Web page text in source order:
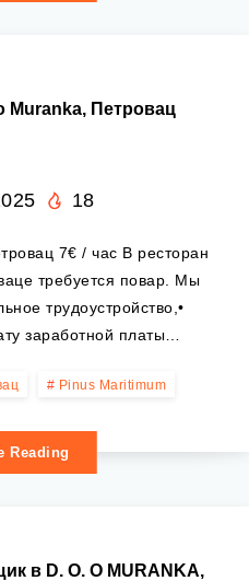
Muranka, Петровац
18
7€ / час В ресторан
требуется повар. Мы
трудоустройство,•
заработной платы…
Pinus Maritimum
Reading
в D. O. O MURANKA,